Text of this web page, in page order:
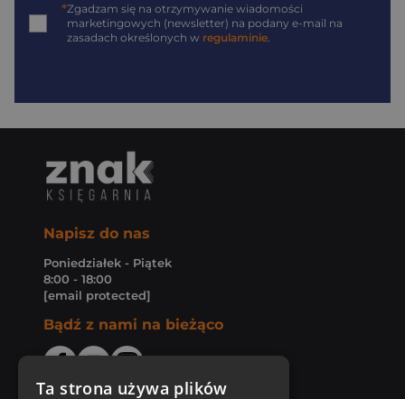
*Zgadzam się na otrzymywanie wiadomości
marketingowych (newsletter) na podany e-mail na
zasadach określonych w regulaminie.
Napisz do nas
Poniedziałek - Piątek
8:00 - 18:00
[email protected]
Bądź z nami na bieżąco
Ta strona używa plików